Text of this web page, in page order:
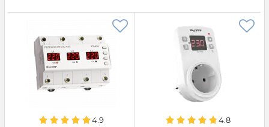
4.9
4.8